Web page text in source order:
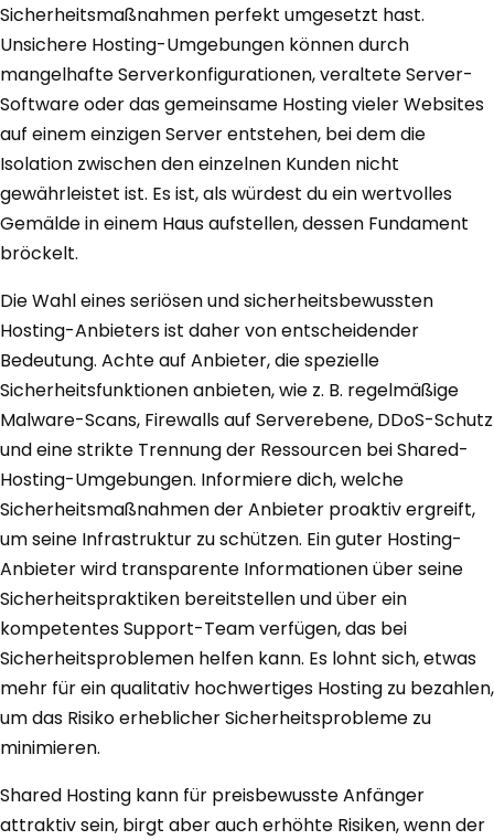
Sicherheitsmaßnahmen perfekt umgesetzt hast.
Unsichere Hosting-Umgebungen können durch
mangelhafte Serverkonfigurationen, veraltete Server-
Software oder das gemeinsame Hosting vieler Websites
auf einem einzigen Server entstehen, bei dem die
Isolation zwischen den einzelnen Kunden nicht
gewährleistet ist. Es ist, als würdest du ein wertvolles
Gemälde in einem Haus aufstellen, dessen Fundament
bröckelt.
Die Wahl eines seriösen und sicherheitsbewussten
Hosting-Anbieters ist daher von entscheidender
Bedeutung. Achte auf Anbieter, die spezielle
Sicherheitsfunktionen anbieten, wie z. B. regelmäßige
Malware-Scans, Firewalls auf Serverebene, DDoS-Schutz
und eine strikte Trennung der Ressourcen bei Shared-
Hosting-Umgebungen. Informiere dich, welche
Sicherheitsmaßnahmen der Anbieter proaktiv ergreift,
um seine Infrastruktur zu schützen. Ein guter Hosting-
Anbieter wird transparente Informationen über seine
Sicherheitspraktiken bereitstellen und über ein
kompetentes Support-Team verfügen, das bei
Sicherheitsproblemen helfen kann. Es lohnt sich, etwas
mehr für ein qualitativ hochwertiges Hosting zu bezahlen,
um das Risiko erheblicher Sicherheitsprobleme zu
minimieren.
Shared Hosting kann für preisbewusste Anfänger
attraktiv sein, birgt aber auch erhöhte Risiken, wenn der